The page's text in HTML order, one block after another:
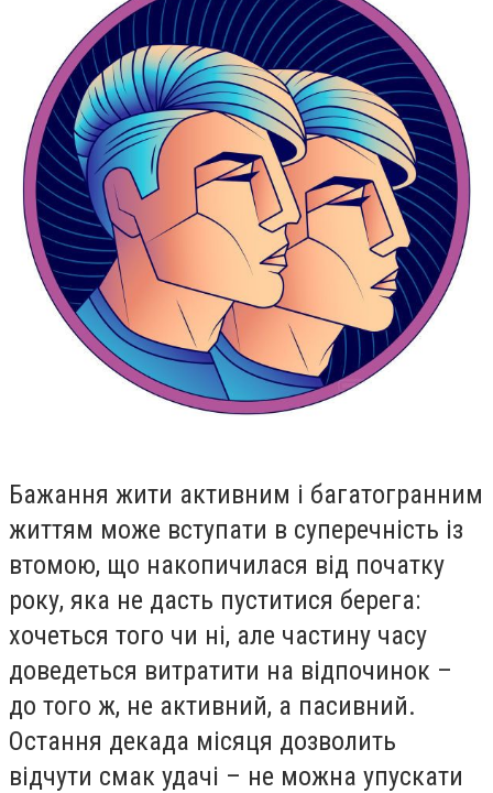
Бажання жити активним і багатогранним
життям може вступати в суперечність із
втомою, що накопичилася від початку
року, яка не дасть пуститися берега:
хочеться того чи ні, але частину часу
доведеться витратити на відпочинок –
до того ж, не активний, а пасивний.
Остання декада місяця дозволить
відчути смак удачі – не можна упускати